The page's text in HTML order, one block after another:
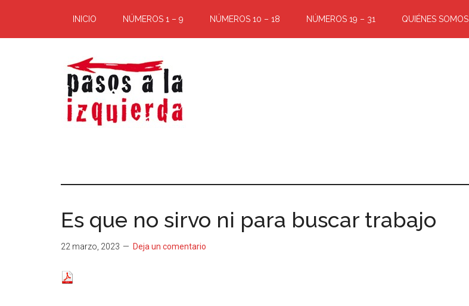
contenido
pie
INICIO NÚMEROS 1 – 9 NÚMEROS 10 – 18 NÚMEROS 19 – 31 QUIÉNES SOMOS
a
la
izquierda
territorio
puntos
cardinales
es
resituar,
Es que no sirvo ni para buscar trabajo
22 marzo, 2023 Deja un comentario